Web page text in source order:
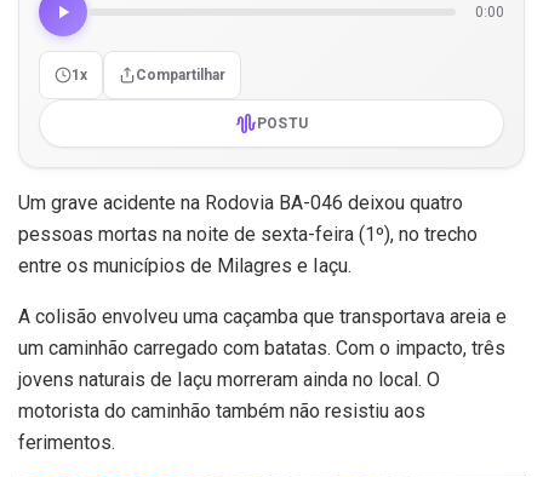
0:00
1x Compartilhar
POSTU
Um grave acidente na Rodovia BA-046 deixou quatro
pessoas mortas na noite de sexta-feira (1º), no trecho
entre os municípios de Milagres e Iaçu.
A colisão envolveu uma caçamba que transportava areia e
um caminhão carregado com batatas. Com o impacto, três
jovens naturais de Iaçu morreram ainda no local. O
motorista do caminhão também não resistiu aos
ferimentos.